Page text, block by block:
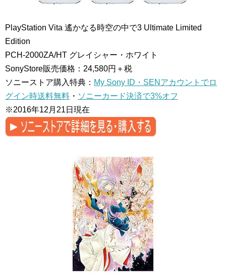
PlayStation Vita 遙かなる時空の中で3 Ultimate Limited
Edition
PCH-2000ZA/HT グレイシャー・ホワイト
SonyStore販売価格：24,580円＋税
ソニーストア購入特典： My Sony ID・SENアカウントでロ
グイン時送料無料 ・ ソニーカード決済で3%オフ
※2016年12月21日現在